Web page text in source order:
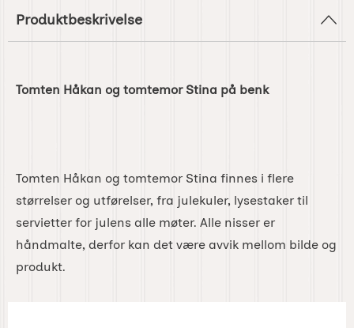
Produktbeskrivelse
Tomten Håkan og tomtemor Stina på benk
Tomten Håkan og tomtemor Stina finnes i flere
størrelser og utførelser, fra julekuler, lysestaker til
servietter for julens alle møter. Alle nisser er
håndmalte, derfor kan det være avvik mellom bilde og
produkt.